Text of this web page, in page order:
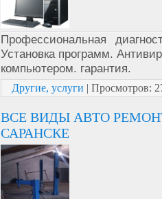
Профессиональная
Установка программ.
компьютером. гарантия.
Другие, услуги | Просмотров:
ВСЕ ВИДЫ АВТО
САРАНСКЕ